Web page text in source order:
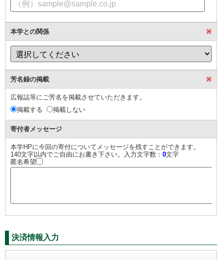
本学との関係 ※
芳名録の掲載 ※
広報誌等にご芳名を掲載させていただきます。
掲載する
掲載しない
寄付者メッセージ
本学HPに今回の寄付についてメッセージを残すことができます。
140文字以内でご自由にお書き下さい。入力文字数： 0文字
匿名希望
決済情報入力